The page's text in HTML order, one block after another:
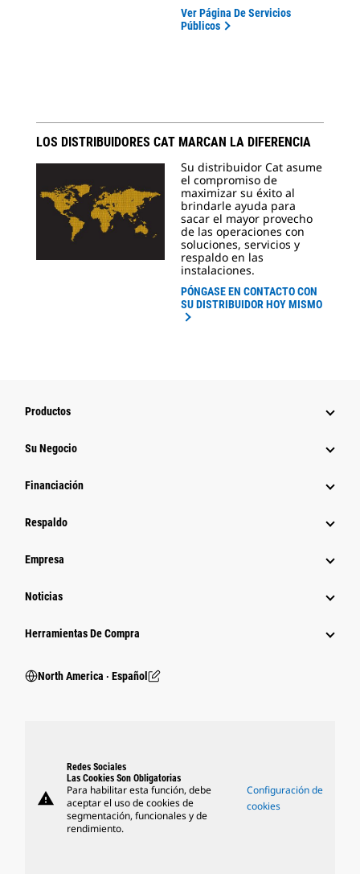
Ver Página De Servicios
Públicos
LOS DISTRIBUIDORES CAT MARCAN LA DIFERENCIA
Su distribuidor Cat asume
el compromiso de
maximizar su éxito al
brindarle ayuda para
sacar el mayor provecho
de las operaciones con
soluciones, servicios y
respaldo en las
instalaciones.
PÓNGASE EN CONTACTO CON
SU DISTRIBUIDOR HOY MISMO
Productos
Su Negocio
Financiación
Respaldo
Empresa
Noticias
Herramientas De Compra
North America ‧ Español
warning
Redes Sociales
Las Cookies Son Obligatorias
Para habilitar esta función, debe
aceptar el uso de cookies de
segmentación, funcionales y de
rendimiento.
Configuración de
cookies